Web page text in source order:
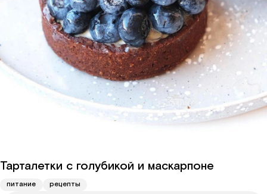
Тарталетки с голубикой и маскарпоне
питание рецепты